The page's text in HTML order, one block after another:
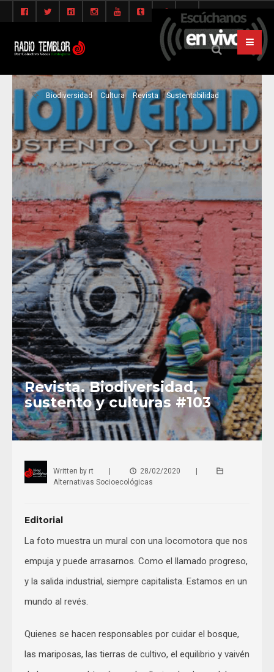
Biodiversidad Cultura Revista Sustentabilidad
Revista. Biodiversidad,
sustento y culturas #103
Written by rt 28/02/2020
Alternativas Socioecológicas
Editorial
La foto muestra un mural con una locomotora que nos
empuja y puede arrasarnos. Como el llamado progreso,
y la salida industrial, siempre capitalista. Estamos en un
mundo al revés.
Quienes se hacen responsables por cuidar el bosque,
las mariposas, las tierras de cultivo, el equilibrio y vaivén